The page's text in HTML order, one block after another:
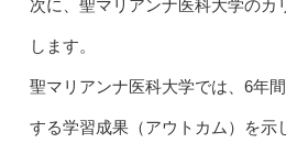
次に、聖マリアンナ医科大学のカ
します。
聖マリアンナ医科大学では、6年
する学習成果（アウトカム）を示